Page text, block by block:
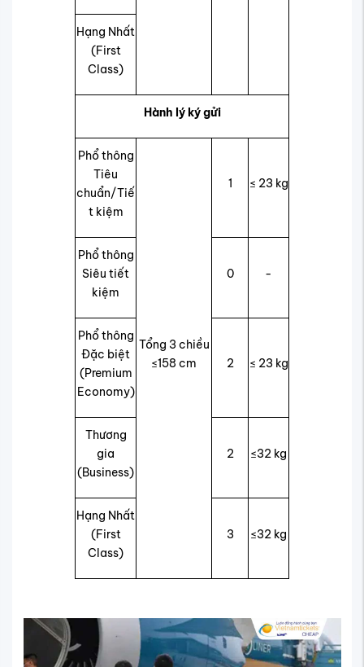
Hạng Nhất
(First
Class)
Hành lý ký gửi
Phổ thông
Tiêu
chuẩn/Tiế
t kiệm
Tổng 3 chiều
≤158 cm
1 ≤ 23 kg
Phổ thông
Siêu tiết
kiệm
0 -
Phổ thông
Đặc biệt
(Premium
Economy)
2 ≤ 23 kg
Thương
gia
(Business)
2 ≤32 kg
Hạng Nhất
(First
Class)
3 ≤32 kg